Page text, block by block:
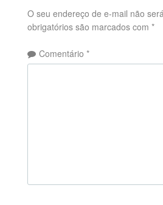
O seu endereço de e-mail não
obrigatórios são marcados com *
Comentário *